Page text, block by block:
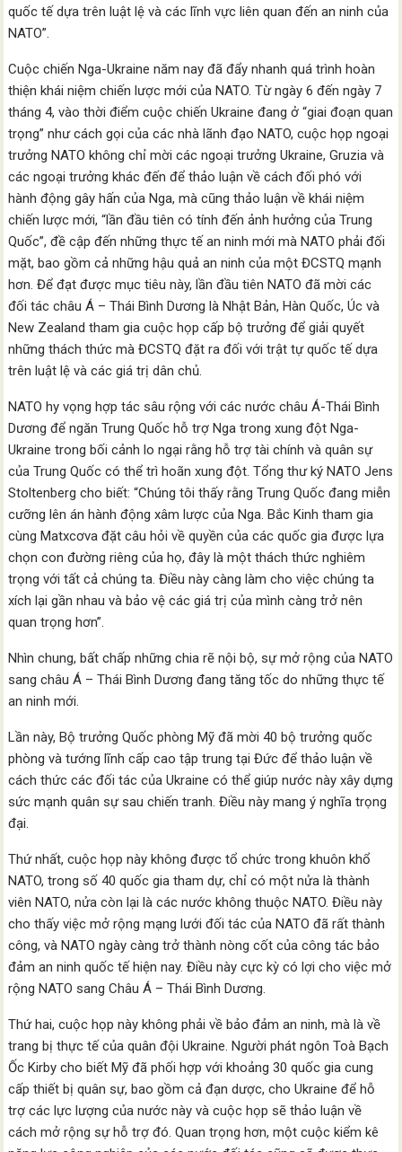
quốc tế dựa trên luật lệ và các lĩnh vực liên quan đến an ninh của
NATO”.
Cuộc chiến Nga-Ukraine năm nay đã đẩy nhanh quá trình hoàn
thiện khái niệm chiến lược mới của NATO. Từ ngày 6 đến ngày 7
tháng 4, vào thời điểm cuộc chiến Ukraine đang ở “giai đoạn quan
trọng” như cách gọi của các nhà lãnh đạo NATO, cuộc họp ngoại
trưởng NATO không chỉ mời các ngoại trưởng Ukraine, Gruzia và
các ngoại trưởng khác đến để thảo luận về cách đối phó với
hành động gây hấn của Nga, mà cũng thảo luận về khái niệm
chiến lược mới, “lần đầu tiên có tính đến ảnh hưởng của Trung
Quốc”, đề cập đến những thực tế an ninh mới mà NATO phải đối
mặt, bao gồm cả những hậu quả an ninh của một ĐCSTQ mạnh
hơn. Để đạt được mục tiêu này, lần đầu tiên NATO đã mời các
đối tác châu Á – Thái Bình Dương là Nhật Bản, Hàn Quốc, Úc và
New Zealand tham gia cuộc họp cấp bộ trưởng để giải quyết
những thách thức mà ĐCSTQ đặt ra đối với trật tự quốc tế dựa
trên luật lệ và các giá trị dân chủ.
NATO hy vọng hợp tác sâu rộng với các nước châu Á-Thái Bình
Dương để ngăn Trung Quốc hỗ trợ Nga trong xung đột Nga-
Ukraine trong bối cảnh lo ngại rằng hỗ trợ tài chính và quân sự
của Trung Quốc có thể trì hoãn xung đột. Tổng thư ký NATO Jens
Stoltenberg cho biết: “Chúng tôi thấy rằng Trung Quốc đang miễn
cưỡng lên án hành động xâm lược của Nga. Bắc Kinh tham gia
cùng Matxcơva đặt câu hỏi về quyền của các quốc gia được lựa
chọn con đường riêng của họ, đây là một thách thức nghiêm
trọng với tất cả chúng ta. Điều này càng làm cho việc chúng ta
xích lại gần nhau và bảo vệ các giá trị của mình càng trở nên
quan trọng hơn”.
Nhìn chung, bất chấp những chia rẽ nội bộ, sự mở rộng của NATO
sang châu Á – Thái Bình Dương đang tăng tốc do những thực tế
an ninh mới.
Lần này, Bộ trưởng Quốc phòng Mỹ đã mời 40 bộ trưởng quốc
phòng và tướng lĩnh cấp cao tập trung tại Đức để thảo luận về
cách thức các đối tác của Ukraine có thể giúp nước này xây dựng
sức mạnh quân sự sau chiến tranh. Điều này mang ý nghĩa trọng
đại.
Thứ nhất, cuộc họp này không được tổ chức trong khuôn khổ
NATO, trong số 40 quốc gia tham dự, chỉ có một nửa là thành
viên NATO, nửa còn lại là các nước không thuộc NATO. Điều này
cho thấy việc mở rộng mạng lưới đối tác của NATO đã rất thành
công, và NATO ngày càng trở thành nòng cốt của công tác bảo
đảm an ninh quốc tế hiện nay. Điều này cực kỳ có lợi cho việc mở
rộng NATO sang Châu Á – Thái Bình Dương.
Thứ hai, cuộc họp này không phải về bảo đảm an ninh, mà là về
trang bị thực tế của quân đội Ukraine. Người phát ngôn Toà Bạch
Ốc Kirby cho biết Mỹ đã phối hợp với khoảng 30 quốc gia cung
cấp thiết bị quân sự, bao gồm cả đạn dược, cho Ukraine để hỗ
trợ các lực lượng của nước này và cuộc họp sẽ thảo luận về
cách mở rộng sự hỗ trợ đó. Quan trọng hơn, một cuộc kiểm kê